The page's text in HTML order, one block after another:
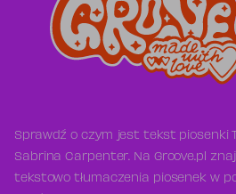
Sprawdź o czym jest tekst piosenki
Sabrina Carpenter. Na Groove.pl
tekstowo tłumaczenia piosenek w